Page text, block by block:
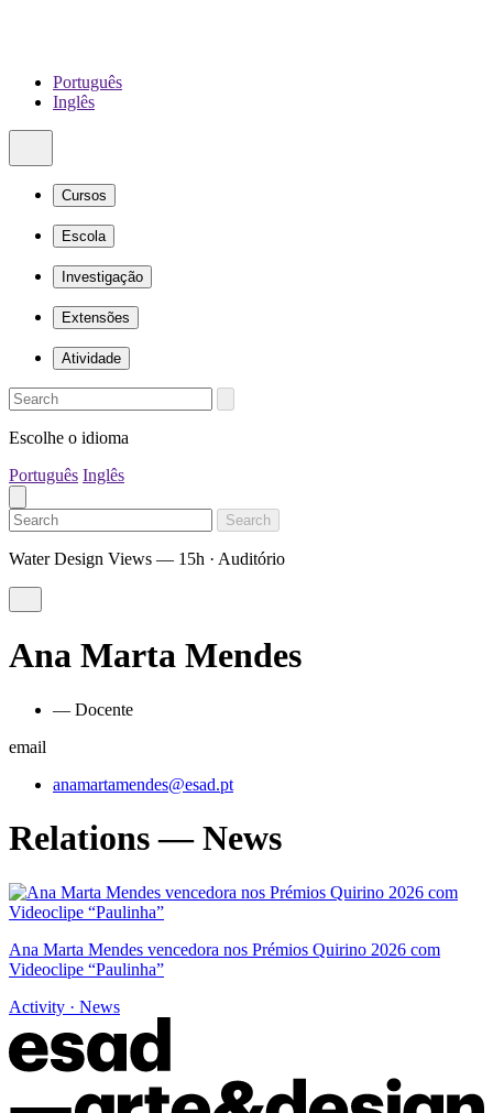
Português
Inglês
Cursos
Escola
Investigação
Extensões
Atividade
Escolhe o idioma
Português Inglês
Search
Water Design Views — 15h · Auditório
Ana Marta Mendes
— Docente
email
anamartamendes@esad.pt
Relations — News
Ana Marta Mendes vencedora nos Prémios Quirino 2026 com
Videoclipe “Paulinha”
Activity · News